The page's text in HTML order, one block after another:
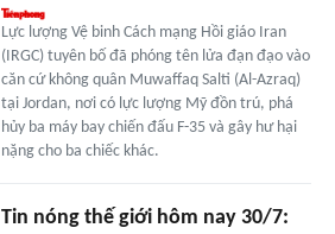
Lực lượng Vệ binh Cách mạng Hồi giáo Iran
(IRGC) tuyên bố đã phóng tên lửa đạn đạo vào
căn cứ không quân Muwaffaq Salti (Al-Azraq)
tại Jordan, nơi có lực lượng Mỹ đồn trú, phá
hủy ba máy bay chiến đấu F-35 và gây hư hại
nặng cho ba chiếc khác.
Tin nóng thế giới hôm nay 30/7: